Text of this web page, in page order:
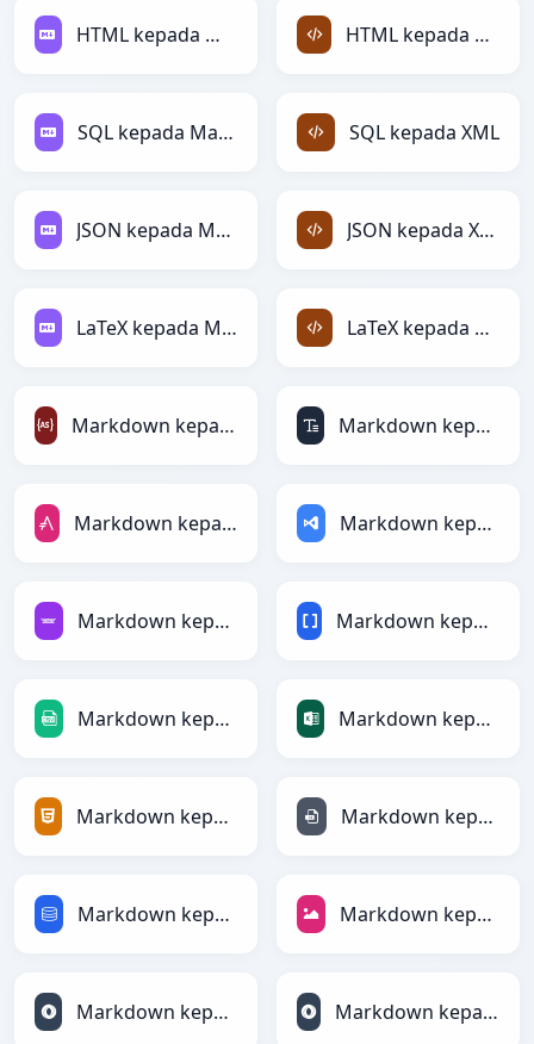
HTML kepada Markdown HTML kepada XML
SQL kepada Markdown SQL kepada XML
JSON kepada Markdown JSON kepada XML
LaTeX kepada Markdown LaTeX kepada XML
Markdown kepada ActionScript Markdown kepada ASCII
Markdown kepada AsciiDoc Markdown kepada ASP
Markdown kepada Avro Markdown kepada BBCode
Markdown kepada CSV Markdown kepada Excel
Markdown kepada HTML Markdown kepada INI
Markdown kepada SQL Markdown kepada JPEG
Markdown kepada JSON Markdown kepada JSONLines